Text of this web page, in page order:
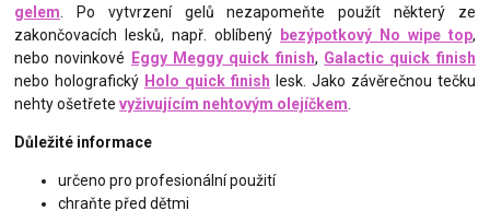
gelem . Po vytvrzení gelů nezapomeňte použít některý ze
zakončovacích lesků, např. oblíbený
bezýpotkový No wipe top,
nebo novinkové
Eggy Meggy quick finish, Galactic quick finish
nebo holografický Holo quick finish lesk. Jako závěrečnou tečku
nehty ošetřetevyživujícím nehtovým olejíčkem
Důležité informace
určeno pro profesionální použití
chraňte před dětmi